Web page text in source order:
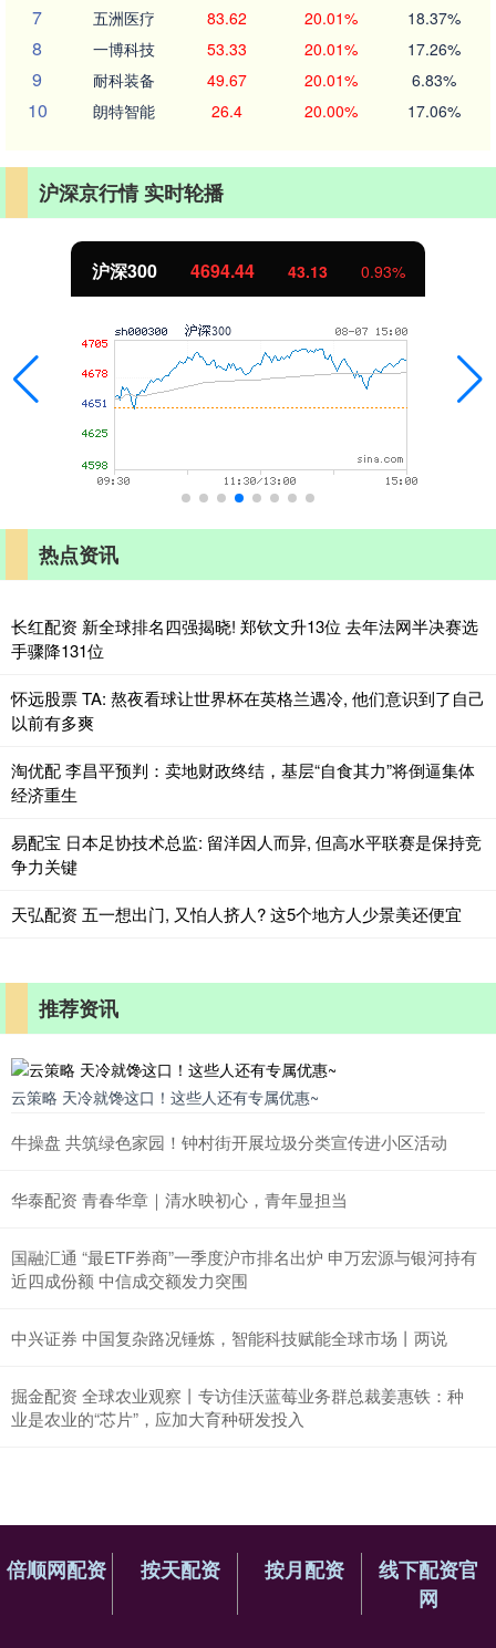
7 五洲医疗 83.62 20.01% 18.37%
8 一博科技 53.33 20.01% 17.26%
9 耐科装备 49.67 20.01% 6.83%
10 朗特智能 26.4 20.00% 17.06%
沪深京行情 实时轮播
北证50 1134.24 11.37 1.01%
热点资讯
长红配资 新全球排名四强揭晓! 郑钦文升13位 去年法网半决赛选
手骤降131位
怀远股票 TA: 熬夜看球让世界杯在英格兰遇冷, 他们意识到了自己
以前有多爽
淘优配 李昌平预判：卖地财政终结，基层“自食其力”将倒逼集体
经济重生
易配宝 日本足协技术总监: 留洋因人而异, 但高水平联赛是保持竞
争力关键
天弘配资 五一想出门, 又怕人挤人? 这5个地方人少景美还便宜
推荐资讯
云策略 天冷就馋这口！这些人还有专属优惠~
牛操盘 共筑绿色家园！钟村街开展垃圾分类宣传进小区活动
华泰配资 青春华章｜清水映初心，青年显担当
国融汇通 “最ETF券商”一季度沪市排名出炉 申万宏源与银河持有
近四成份额 中信成交额发力突围
中兴证券 中国复杂路况锤炼，智能科技赋能全球市场丨两说
掘金配资 全球农业观察丨专访佳沃蓝莓业务群总裁姜惠铁：种
业是农业的“芯片”，应加大育种研发投入
倍顺网配资 按天配资 按月配资
线下配资官
网